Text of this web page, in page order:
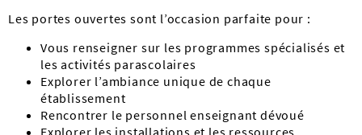
Les portes ouvertes sont l’occasion parfaite pour :
Vous renseigner sur les programmes spécialisés et
les activités parascolaires
Explorer l’ambiance unique de chaque
établissement
Rencontrer le personnel enseignant dévoué
Explorer les installations et les ressources